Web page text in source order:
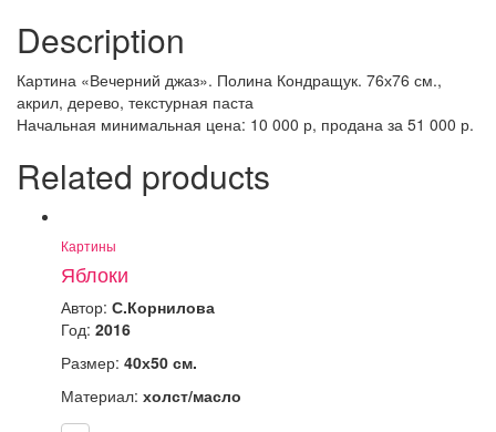
Description
Картина «Вечерний джаз». Полина Кондращук. 76х76 см.,
акрил, дерево, текстурная паста
Начальная минимальная цена: 10 000 р, продана за 51 000 р.
Related products
Картины
Яблоки
Автор: С.Корнилова
Год: 2016
Размер: 40х50 см.
Материал: холст/масло